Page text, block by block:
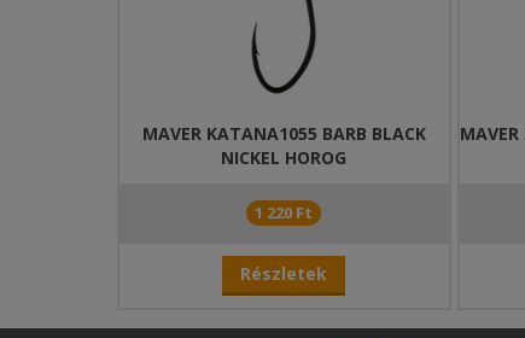
MAVER KATANA1055 BARB BLACK
NICKEL HOROG
1 220 Ft
Részletek
MAVER